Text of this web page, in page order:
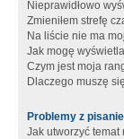
Nieprawidłowo
Zmieniłem strefę
Na liście nie ma
Jak mogę
Czym jest moja
Dlaczego muszę
Problemy z
Jak utworzyć temat